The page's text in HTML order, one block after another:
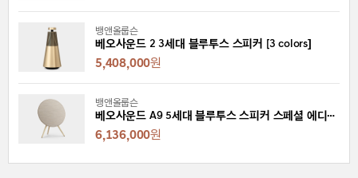
뱅앤올룹슨
베오사운드 2 3세대 블루투스 스피커 [3 colors]
5,408,000원
뱅앤올룹슨
베오사운드 A9 5세대 블루투스 스피커 스페셜 에디션 [2 colors]
6,136,000원